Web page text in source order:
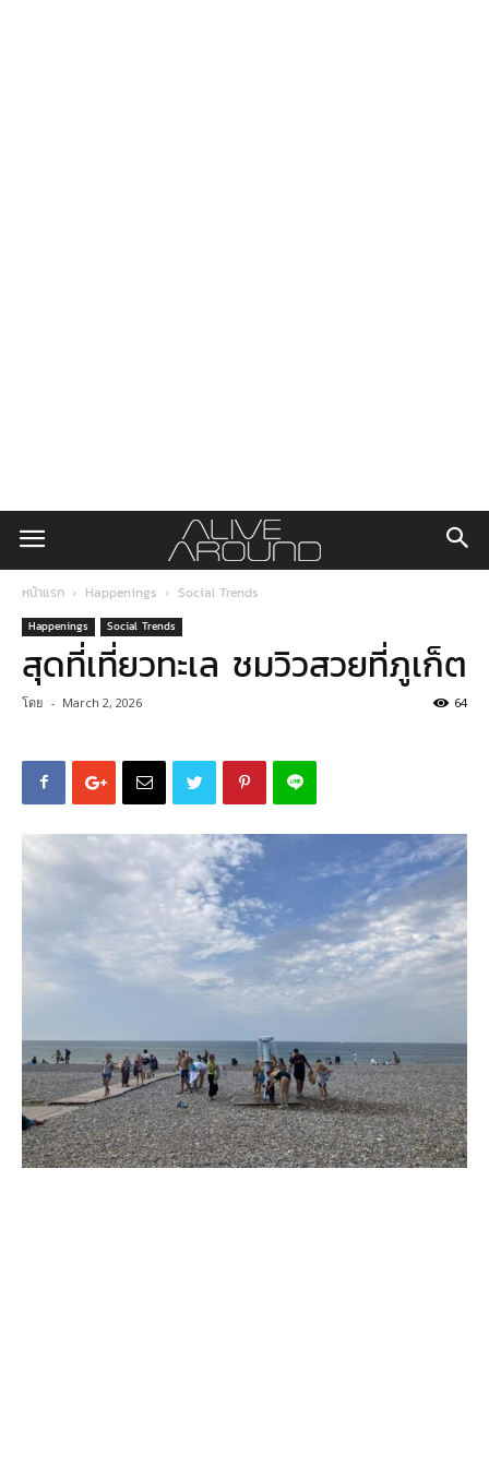
หน้าแรก Happenings Social Trends
Happenings Social Trends
สุดที่เที่ยวทะเล ชมวิวสวยที่ภูเก็ต
โดย - March 2, 2026 64